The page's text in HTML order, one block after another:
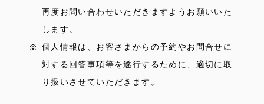
再度お問い合わせいただきますようお願いいた
します。
個人情報は、お客さまからの予約やお問合せに
対する回答事項等を遂行するために、適切に取
り扱いさせていただきます。